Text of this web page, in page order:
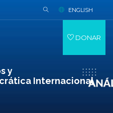
y
Internacional
ENGLISH
DONAR